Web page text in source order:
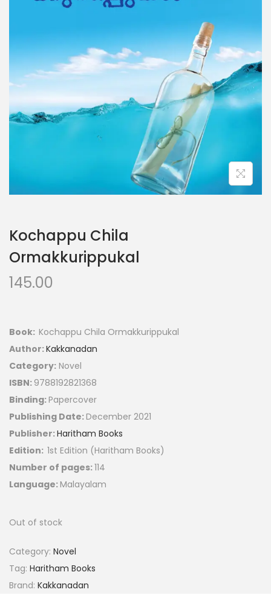
Kochappu Chila
Ormakkurippukal
145.00
Book: Kochappu Chila Ormakkurippukal
Author:Kakkanadan
Category: Novel
ISBN: 9788192821368
Binding: Papercover
Publishing Date: December 2021
Publisher:Haritham Books
Edition: 1st Edition (Haritham Books)
Number of pages:114
Language: Malayalam
Out of stock
Category: Novel
Tag: Haritham Books
Brand: Kakkanadan